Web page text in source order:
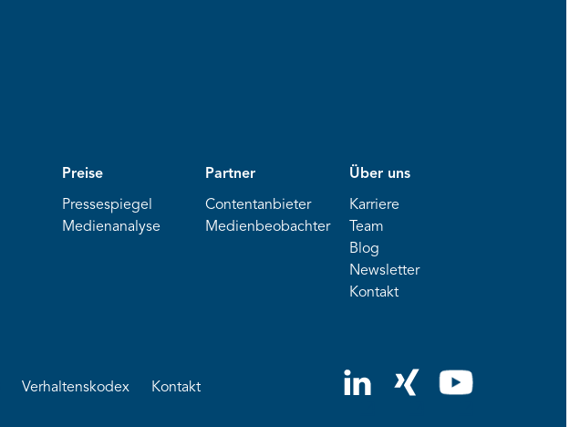
Preise
Pressespiegel
Medienanalyse
Partner
Contentanbieter
Medienbeobachter
Über uns
Karriere
Team
Blog
Newsletter
Kontakt
Verhaltenskodex Kontakt